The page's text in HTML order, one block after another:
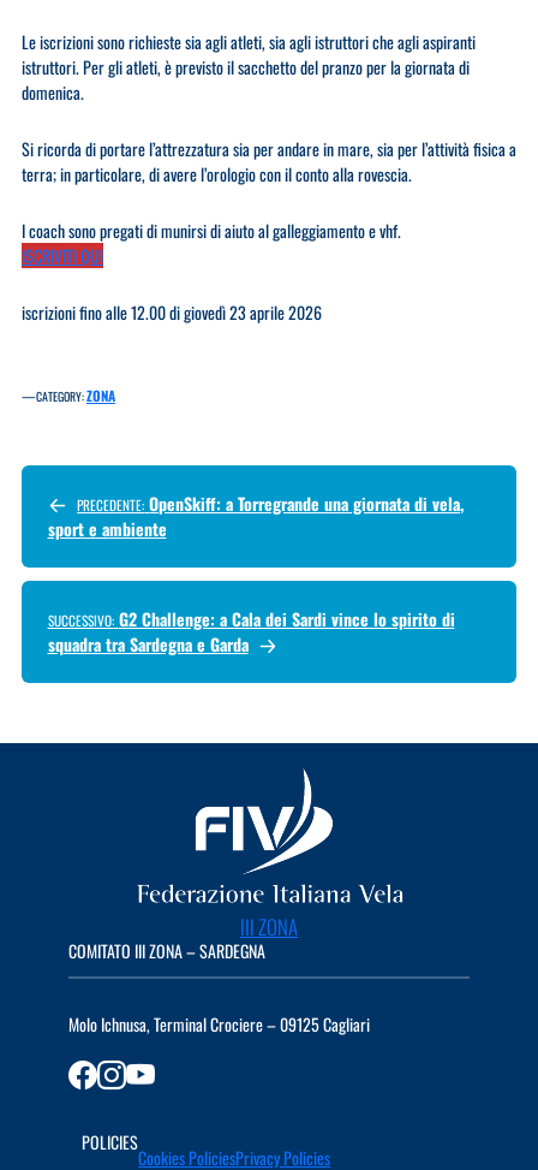
Le iscrizioni sono richieste sia agli atleti, sia agli istruttori che agli aspiranti
istruttori. Per gli atleti, è previsto il sacchetto del pranzo per la giornata di
domenica.
Si ricorda di portare l’attrezzatura sia per andare in mare, sia per l’attività fisica a
terra; in particolare, di avere l’orologio con il conto alla rovescia.
I coach sono pregati di munirsi di aiuto al galleggiamento e vhf.
ISCRIVITI QUI
iscrizioni fino alle 12.00 di giovedì 23 aprile 2026
—CATEGORY:ZONA
PRECEDENTE: OpenSkiff: a Torregrande una giornata di vela,
sport e ambiente
SUCCESSIVO: G2 Challenge: a Cala dei Sardi vince lo spirito di
squadra tra Sardegna e Garda
III ZONA
COMITATO III ZONA – SARDEGNA
Molo Ichnusa, Terminal Crociere – 09125 Cagliari
POLICIES
Cookies PoliciesPrivacy Policies